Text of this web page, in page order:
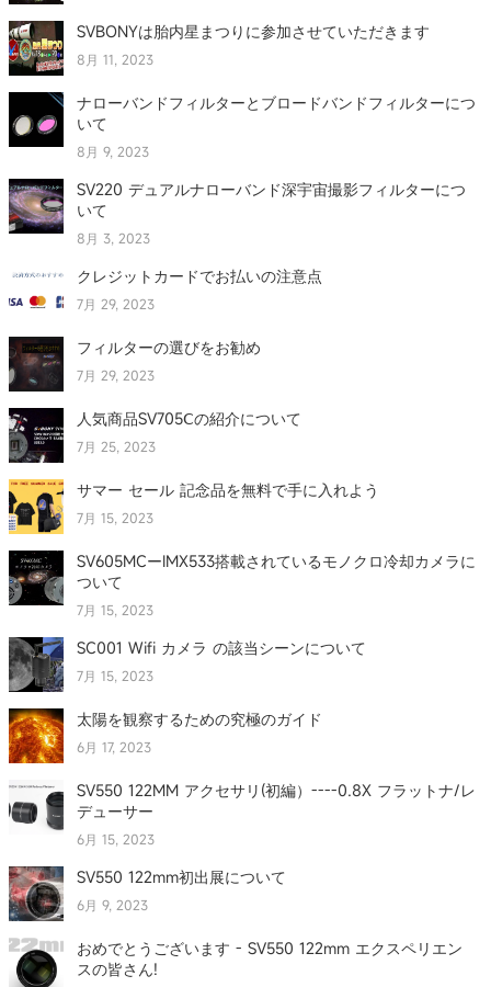
SVBONYは胎内星まつりに参加させていただきます
8月 11, 2023
ナローバンドフィルターとブロードバンドフィルターにつ
いて
8月 9, 2023
SV220 デュアルナローバンド深宇宙撮影フィルターにつ
いて
8月 3, 2023
クレジットカードでお払いの注意点
7月 29, 2023
フィルターの選びをお勧め
7月 29, 2023
人気商品SV705Ⅽの紹介について
7月 25, 2023
サマー セール 記念品を無料で手に入れよう
7月 15, 2023
SV605MCーIMX533搭載されているモノクロ冷却カメラに
ついて
7月 15, 2023
SC001 Wifi カメラ の該当シーンについて
7月 15, 2023
太陽を観察するための究極のガイド
6月 17, 2023
SV550 122MM アクセサリ(初編）----0.8X フラットナ/レ
デューサー
6月 15, 2023
SV550 122mm初出展について
6月 9, 2023
おめでとうございます - SV550 122mm エクスペリエン
スの皆さん!